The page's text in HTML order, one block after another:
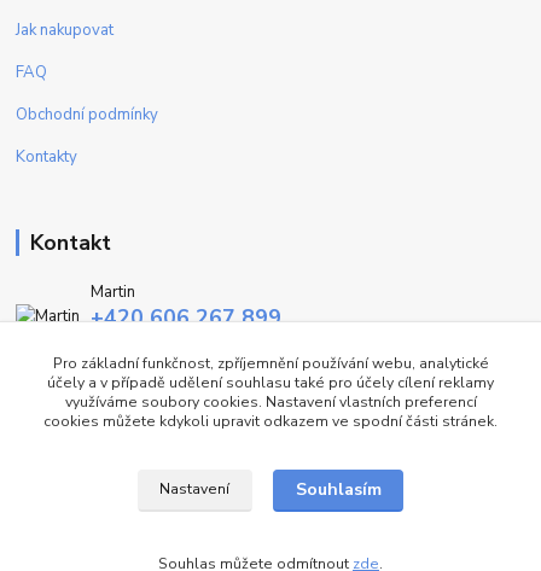
Jak nakupovat
FAQ
Obchodní podmínky
Kontakty
Kontakt
Martin
+420 606 267 899
info@fashiontrend.cz
©FT
Pro základní funkčnost, zpříjemnění používání webu, analytické
účely a v případě udělení souhlasu také pro účely cílení reklamy
využíváme soubory cookies. Nastavení vlastních preferencí
cookies můžete kdykoli upravit odkazem ve spodní části stránek.
Nastavení Souhlasím
Souhlas můžete odmítnout zde.